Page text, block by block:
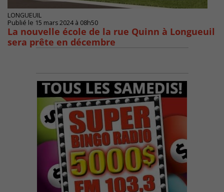
LONGUEUIL
Publié le 15 mars 2024 à 08h50
La nouvelle école de la rue Quinn à Longueuil
sera prête en décembre